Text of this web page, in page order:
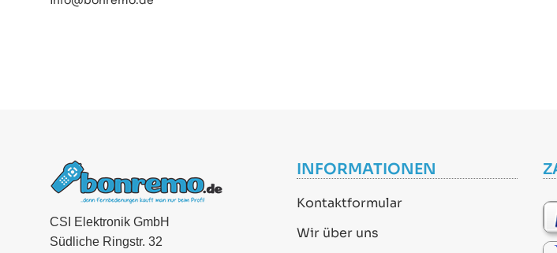
CSI Elektronik GmbH
Südliche Ringstr. 32
INFORMATIONEN
Kontaktformular
Wir über uns